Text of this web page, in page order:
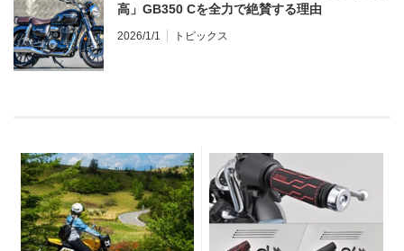
高」GB350 Cを全力で絶賛する理由
2026/1/1 トピックス